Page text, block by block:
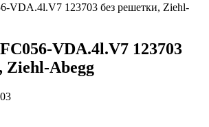
VDA.4l.V7 123703
Ziehl-Abegg